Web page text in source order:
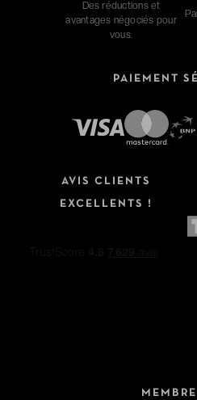
Des réductions et
avantages négociés pour
vous.
PAIEMENT
AVIS CLIENTS
EXCELLENTS !